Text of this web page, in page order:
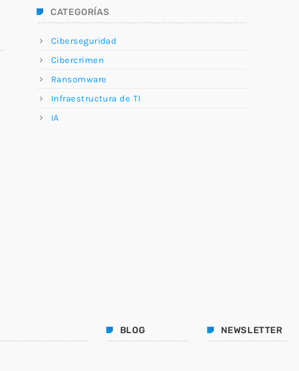
CATEGORÍAS
Ciberseguridad
Cibercrimen
Ransomware
Infraestructura de TI
IA
BLOG NEWSLETTER